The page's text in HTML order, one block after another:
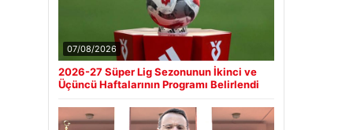
07/08/2026
2026-27 Süper Lig Sezonunun İkinci ve
Üçüncü Haftalarının Programı Belirlendi